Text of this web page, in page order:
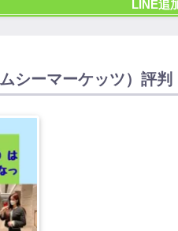
LINE追
シーマーケッツ）評判